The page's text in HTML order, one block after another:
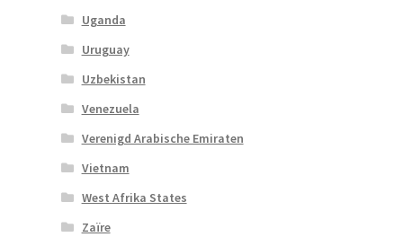
Uganda
Uruguay
Uzbekistan
Venezuela
Verenigd Arabische Emiraten
Vietnam
West Afrika States
Zaïre